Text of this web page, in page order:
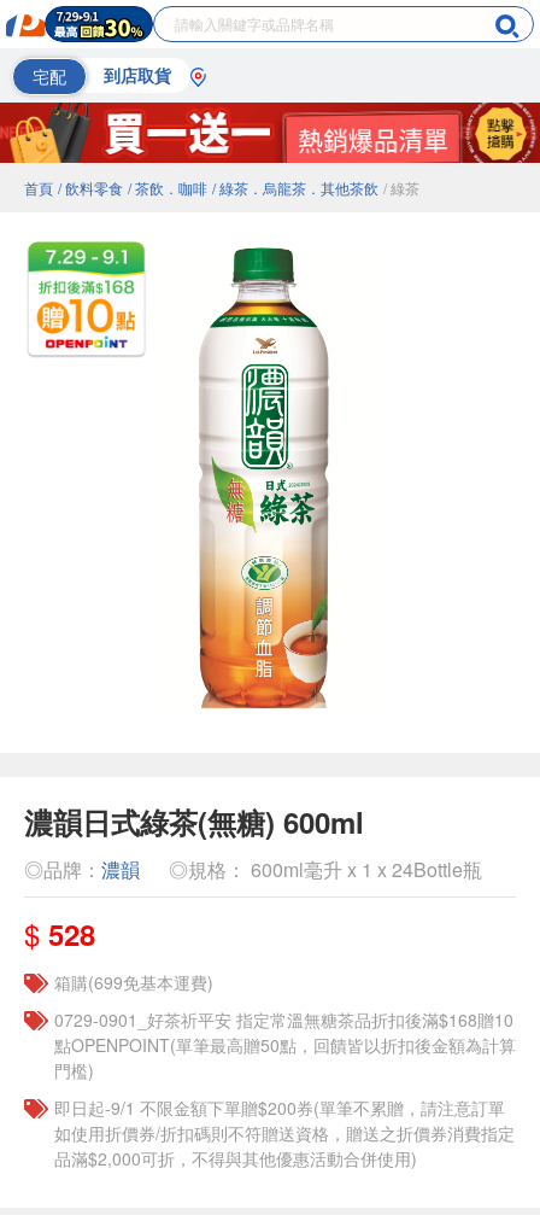
宅配 到店取貨
首頁 / 飲料零食 / 茶飲．咖啡 / 綠茶．烏龍茶．其他茶飲 / 綠茶
濃韻日式綠茶(無糖) 600ml
◎品牌： 濃韻 ◎規格： 600ml毫升 x 1 x 24Bottle瓶
$ 528
箱購(699免基本運費)
​​0729-0901_好茶祈平安 指定常溫無糖茶品折扣後滿$168贈10
點OPENPOINT(單筆最高贈50點，回饋皆以折扣後金額為計算
門檻)
即日起-9/1 不限金額下單贈$200券(單筆不累贈，請注意訂單
如使用折價券/折扣碼則不符贈送資格，贈送之折價券消費指定
品滿$2,000可折，不得與其他優惠活動合併使用)